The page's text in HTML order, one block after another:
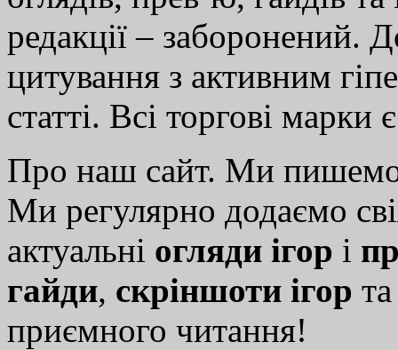
редакції – заборонений.
цитування з активним
статті. Всі торгові марки
Про наш сайт. Ми
Ми регулярно додаємо
актуальні огляди ігор і
гайди, скріншоти ігор
приємного читання!